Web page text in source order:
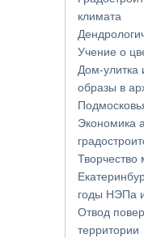
климата
Учение о
Дом-
образы в
Экономика
Творчество
годы НЭПа
Отвод
территории